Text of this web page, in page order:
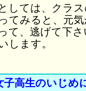
しては、クラ
てみると、元
て、逃げて下さ
します。
子高生のいじめ